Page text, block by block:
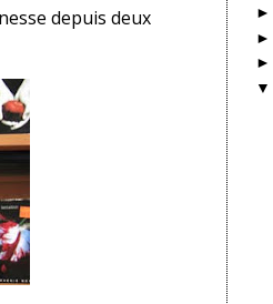
depuis deux
►
►
►
▼